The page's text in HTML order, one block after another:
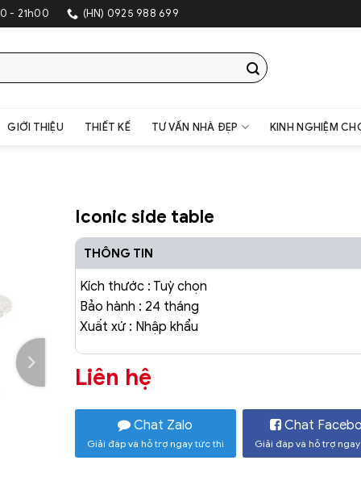
- 21h00 (HN) 0925 988 699
GIỚI THIỆU THIẾT KẾ TƯ VẤN NHÀ ĐẸP KINH NGHIỆM
Iconic side table
THÔNG TIN
Kích thước : Tuỳ chọn
Bảo hành : 24 tháng
Xuất xứ : Nhập khẩu
Liên hệ
Chat Zalo
Giải đáp và hỗ trợ ngay tức thì
Chat
Giải đáp và hỗ trợ